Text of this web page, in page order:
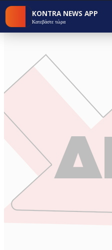
KONTRA NEWS APP
Κατεβάστε τώρα